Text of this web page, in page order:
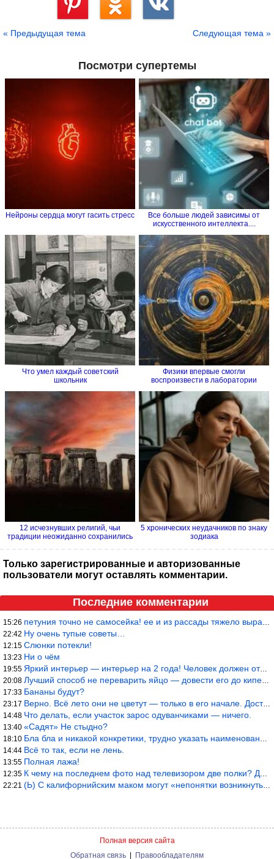
« Предыдущая тема Следующая тема »
Посмотри супертемы
Нейроны сердца могут гасить стресс
Все больше людей зависимы от
искусственного интеллекта....
Что умел каждый советский
школьник
Физики впервые смогли
воспроизвести в лаборатории
12 исчезнувших религий, чьи
традиции неожиданно сохранились
5 хронических неудачников по знаку
зодиака
Только зарегистрированные и авторизованные
пользователи могут оставлять комментарии.
Последние комментарии
15:26 петуния точно не самосейка! ее и из рассады тяжело вырастить!
22:42 Ну очень тупые советы…
12:15 Слюнки потекли!
13:23 Ни о чём
19:55 Яркий интерьер — интерьер на 2 года! Человек должен отдыхать в с
20:08 Лучший способ не переварить яйцо — довести его до кипения и выкл
17:33 Бананы будут?
23:17 Верно. Всё лето они не цветут — только в его начале. Достаточно
14:48 Что делать, если участок зарос одуванчиками — ничего.
13:40 «Садят» Не стыдно?
18:10 Бла бла и никакой конкретики, трудно указать наименование рекоме
14:44 Всё то так, если не лень.
13:55 Полная лажа!
12:35 К чему на последнем фото над телевизором две полки? Делают интер
22:21 (Ь) С калифорнийским маком могут «непонятки возникнуть» от РСКН…
Полная версия сайта
Обратная связь | Правообладателям